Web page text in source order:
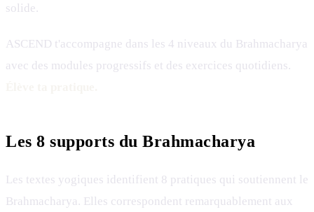
solide.
ASCEND t'accompagne dans les 4 niveaux du Brahmacharya
avec des modules progressifs et des exercices quotidiens.
Les 8 supports du Brahmacharya
Les textes yogiques identifient 8 pratiques qui soutiennent le
Brahmacharya. Elles correspondent remarquablement aux